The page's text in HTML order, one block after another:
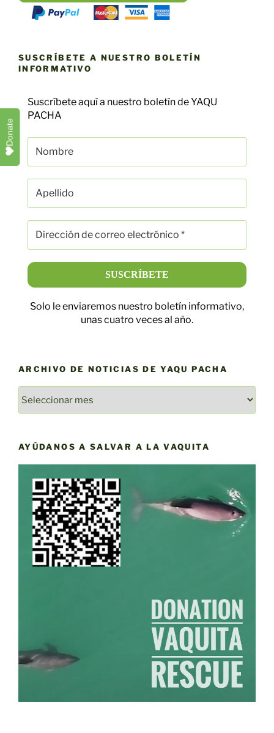
SUSCRÍBETE A NUESTRO BOLETÍN
INFORMATIVO
Suscríbete aquí a nuestro boletín de YAQU
PACHA
Solo le enviaremos nuestro boletín informativo,
unas cuatro veces al año.
ARCHIVO DE NOTICIAS DE YAQU PACHA
YAQU
PACHA
AYÚDANOS A SALVAR A LA VAQUITA
Donate